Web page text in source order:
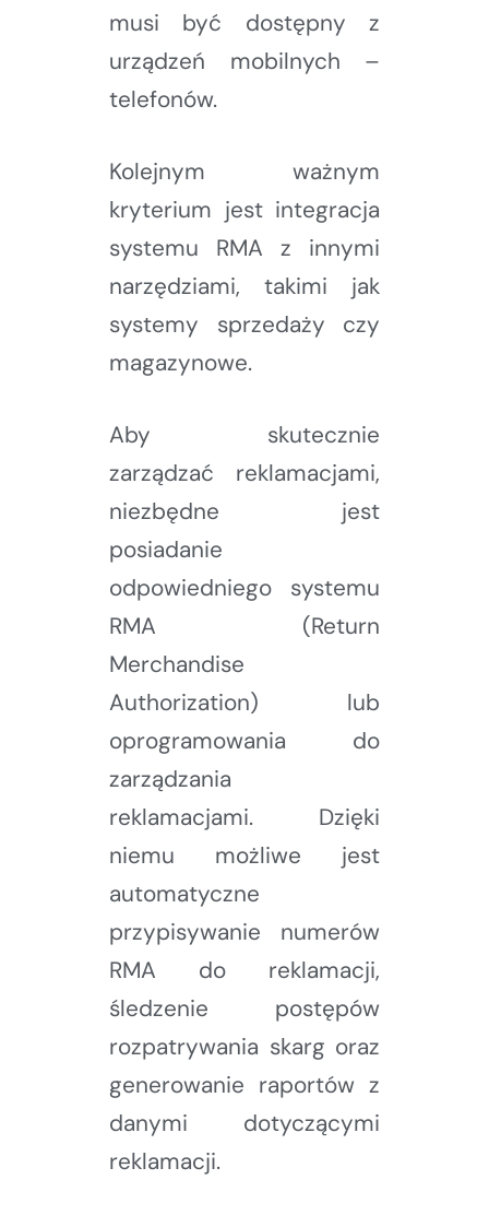
musi być dostępny z
urządzeń mobilnych –
telefonów.
Kolejnym ważnym
kryterium jest integracja
systemu RMA z innymi
narzędziami, takimi jak
systemy sprzedaży czy
magazynowe.
Aby skutecznie
zarządzać reklamacjami,
niezbędne jest
posiadanie
odpowiedniego systemu
RMA (Return
Merchandise
Authorization) lub
oprogramowania do
zarządzania
reklamacjami. Dzięki
niemu możliwe jest
automatyczne
przypisywanie numerów
RMA do reklamacji,
śledzenie postępów
rozpatrywania skarg oraz
generowanie raportów z
danymi dotyczącymi
reklamacji.